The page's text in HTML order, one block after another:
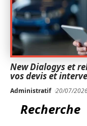
New Dialogys et
vos devis et
Administratif 20/07/
Recherche